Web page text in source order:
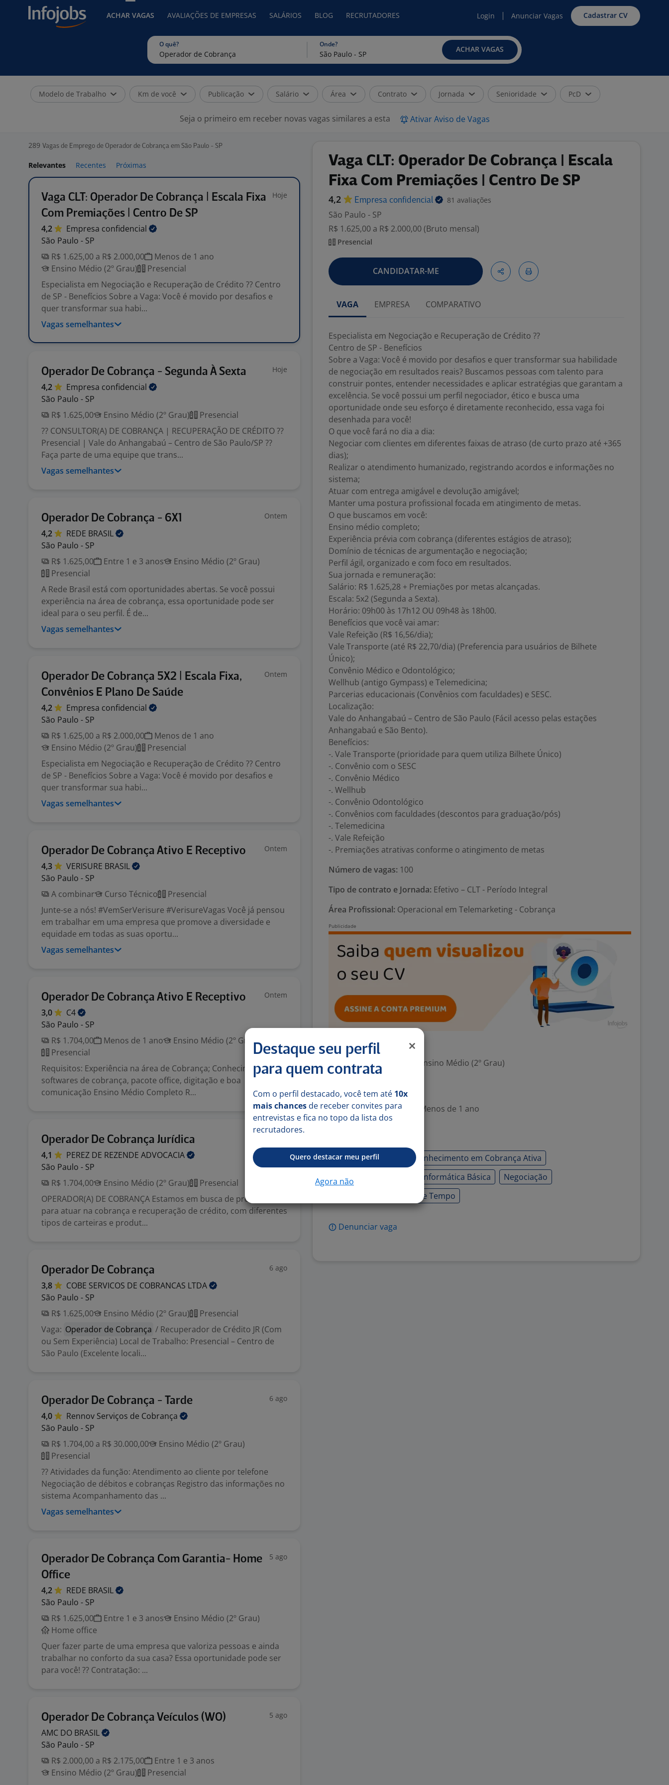
ACHAR VAGAS AVALIAÇÕES DE EMPRESAS SALÁRIOS BLOG RECRUTADORES Login Anunciar Vagas Cadastrar CV
O quê? Onde?
ACHAR VAGAS
Modelo de Trabalho Km de você Publicação Salário Área Contrato Jornada Senioridade PcD
Seja o primeiro em receber novas vagas similares a esta Ativar Aviso de Vagas
289 Vagas de Emprego de Operador de Cobrança em São Paulo - SP
Relevantes Recentes Próximas
Vaga CLT: Operador De Cobrança | Escala Fixa
Com Premiações | Centro De SP
Hoje
4,2 Empresa confidencial
São Paulo - SP
R$ 1.625,00 a R$ 2.000,00
Menos de 1 ano
Ensino Médio (2º Grau)
Presencial
Especialista em Negociação e Recuperação de Crédito ?? Centro
de SP - Benefícios Sobre a Vaga: Você é movido por desafios e
quer transformar sua habi...
Vagas semelhantes
Operador De Cobrança - Segunda À Sexta Hoje
4,2 Empresa confidencial
São Paulo - SP
R$ 1.625,00
Ensino Médio (2º Grau)
Presencial
?? CONSULTOR(A) DE COBRANÇA | RECUPERAÇÃO DE CRÉDITO ??
Presencial | Vale do Anhangabaú – Centro de São Paulo/SP ??
Faça parte de uma equipe que trans...
Vagas semelhantes
Operador De Cobrança - 6X1 Ontem
4,2 REDE BRASIL
São Paulo - SP
R$ 1.625,00
Entre 1 e 3 anos
Ensino Médio (2º Grau)
Presencial
A Rede Brasil está com oportunidades abertas. Se você possui
experiência na área de cobrança, essa oportunidade pode ser
ideal para o seu perfil. É de...
Vagas semelhantes
Operador De Cobrança 5X2 | Escala Fixa,
Convênios E Plano De Saúde
Ontem
4,2 Empresa confidencial
São Paulo - SP
R$ 1.625,00 a R$ 2.000,00
Menos de 1 ano
Ensino Médio (2º Grau)
Presencial
Especialista em Negociação e Recuperação de Crédito ?? Centro
de SP - Benefícios Sobre a Vaga: Você é movido por desafios e
quer transformar sua habi...
Vagas semelhantes
Operador De Cobrança Ativo E Receptivo Ontem
4,3 VERISURE BRASIL
São Paulo - SP
A combinar
Curso Técnico
Presencial
Junte-se a nós! #VemSerVerisure #VerisureVagas Você já pensou
em trabalhar em uma empresa que promove a diversidade e
equidade em todas as suas oportu...
Vagas semelhantes
Operador De Cobrança Ativo E Receptivo Ontem
3,0
C4
São Paulo - SP
R$ 1.704,00
Menos de 1 ano
Ensino Médio (2º Grau)
Presencial
Requisitos: Experiência na área de Cobrança; Conhecimento em
softwares de cobrança, pacote office, digitação e boa
comunicação Ensino Médio Completo R...
Operador De Cobrança Jurídica
4,1 PEREZ DE REZENDE ADVOCACIA
São Paulo - SP
R$ 1.704,00
Ensino Médio (2º Grau)
Presencial
OPERADOR(A) DE COBRANÇA Estamos em busca de profissionais
para atuar na cobrança e recuperação de crédito, com diferentes
tipos de carteiras e produt...
Operador De Cobrança 6 ago
3,8 COBE SERVICOS DE COBRANCAS LTDA
São Paulo - SP
R$ 1.625,00
Ensino Médio (2º Grau)
Presencial
Vaga: Operador de Cobrança / Recuperador de Crédito JR (Com
ou Sem Experiência) Local de Trabalho: Presencial – Centro de
São Paulo (Excelente locali...
Operador De Cobrança - Tarde 6 ago
4,0 Rennov Serviços de Cobrança
São Paulo - SP
R$ 1.704,00 a R$ 30.000,00
Ensino Médio (2º Grau)
Presencial
?? Atividades da função: Atendimento ao cliente por telefone
Negociação de débitos e cobranças Registro das informações no
sistema Acompanhamento das ...
Vagas semelhantes
Operador De Cobrança Com Garantia- Home
Office
5 ago
4,2 REDE BRASIL
São Paulo - SP
R$ 1.625,00
Entre 1 e 3 anos
Ensino Médio (2º Grau)
Home office
Quer fazer parte de uma empresa que valoriza pessoas e ainda
trabalhar no conforto da sua casa? Essa oportunidade pode ser
para você! ?? Contratação: ...
Operador De Cobrança Veículos (WO) 5 ago
AMC DO BRASIL
São Paulo - SP
R$ 2.000,00 a R$ 2.175,00
Entre 1 e 3 anos
Ensino Médio (2º Grau)
Presencial
Vaga CLT: Operador De Cobrança | Escala
Fixa Com Premiações | Centro De SP
4,2 Empresa confidencial 81 avaliações
São Paulo - SP
R$ 1.625,00 a R$ 2.000,00 (Bruto mensal)
Presencial
CANDIDATAR-ME
VAGA EMPRESA COMPARATIVO
Especialista em Negociação e Recuperação de Crédito ??
Centro de SP - Benefícios
Sobre a Vaga: Você é movido por desafios e quer transformar sua habilidade
de negociação em resultados reais? Buscamos pessoas com talento para
construir pontes, entender necessidades e aplicar estratégias que garantam a
excelência. Se você possui um perfil negociador, ético e busca uma
oportunidade onde seu esforço é diretamente reconhecido, essa vaga foi
desenhada para você!
O que você fará no dia a dia:
Negociar com clientes em diferentes faixas de atraso (de curto prazo até +365
dias);
Realizar o atendimento humanizado, registrando acordos e informações no
sistema;
Atuar com entrega amigável e devolução amigável;
Manter uma postura profissional focada em atingimento de metas.
O que buscamos em você:
Ensino médio completo;
Experiência prévia com cobrança (diferentes estágios de atraso);
Domínio de técnicas de argumentação e negociação;
Perfil ágil, organizado e com foco em resultados.
Sua jornada e remuneração:
Salário: R$ 1.625,28 + Premiações por metas alcançadas.
Escala: 5x2 (Segunda a Sexta).
Horário: 09h00 às 17h12 OU 09h48 às 18h00.
Benefícios que você vai amar:
Vale Refeição (R$ 16,56/dia);
Vale Transporte (até R$ 22,70/dia) (Preferencia para usuários de Bilhete
Único);
Convênio Médico e Odontológico;
Wellhub (antigo Gympass) e Telemedicina;
Parcerias educacionais (Convênios com faculdades) e SESC.
Localização:
Vale do Anhangabaú – Centro de São Paulo (Fácil acesso pelas estações
Anhangabaú e São Bento).
Benefícios:
-. Vale Transporte (prioridade para quem utiliza Bilhete Único)
-. Convênio com o SESC
-. Convênio Médico
-. Wellhub
-. Convênio Odontológico
-. Convênios com faculdades (descontos para graduação/pós)
-. Telemedicina
-. Vale Refeição
-. Premiações atrativas conforme o atingimento de metas
Número de vagas: 100
Tipo de contrato e Jornada: Efetivo – CLT - Período Integral
Área Profissional: Operacional em Telemarketing - Cobrança
Exigências
Escolaridade Mínima: Ensino Médio (2º Grau)
Valorizado
Experiência desejada: Menos de 1 ano
Boa Comunicação
Conhecimento em Cobrança Ativa
Foco em Resultados
Informática Básica
Negociação
Organização e Gestão de Tempo
Denunciar vaga
Destaque seu perfil
para quem contrata
Com o perfil destacado, você tem até 10x
mais chances de receber convites para
entrevistas e fica no topo da lista dos
recrutadores.
Quero destacar meu perfil
Agora não